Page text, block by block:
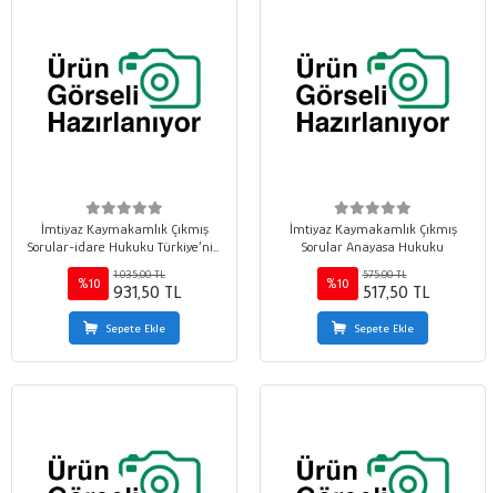
İmtiyaz Kaymakamlık Çıkmış
Sorular-idare Hukuku Türkiye’nin
İdari Yapısı Mahalli İdareler
%10
1.035,00 TL
931,50 TL
Sepete Ekle
İmtiyaz Kaymakamlık Çıkmış
Sorular Anayasa Hukuku
%10
575,00 TL
517,50 TL
Sepete Ekle